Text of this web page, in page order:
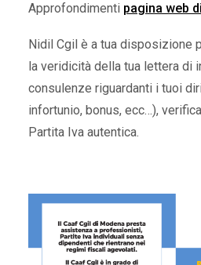
Approfondimenti pagina web
Nidil Cgil è a tua disposizione
la veridicità della tua lettera di
consulenze riguardanti i tuoi
infortunio, bonus, ecc…),
Partita Iva autentica.